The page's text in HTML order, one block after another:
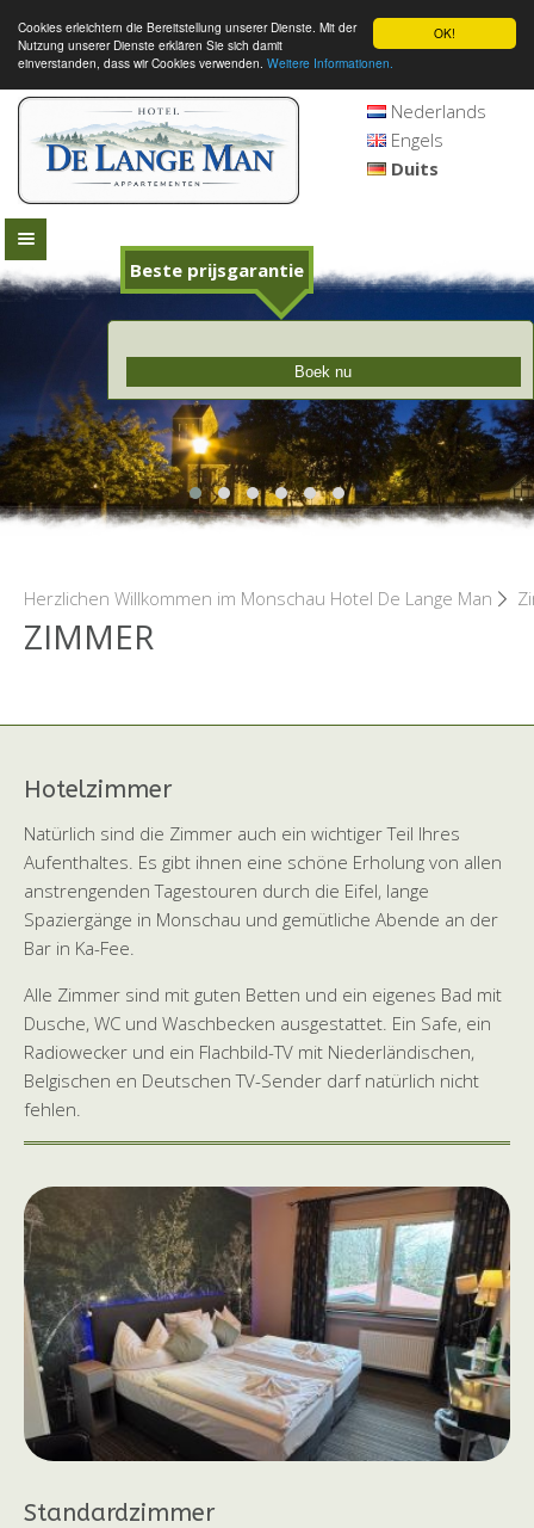
OK!
Cookies erleichtern die Bereitstellung unserer Dienste. Mit der
Nutzung unserer Dienste erklären Sie sich damit
einverstanden, dass wir Cookies verwenden. Weitere Informationen.
Nederlands
Engels
Duits
Boek nu
Beste prijsgarantie
Herzlichen Willkommen im Monschau Hotel De Lange Man
ZIMMER
Hotelzimmer
Natürlich sind die Zimmer auch ein wichtiger Teil Ihres
Aufenthaltes. Es gibt ihnen eine schöne Erholung von allen
anstrengenden Tagestouren durch die Eifel, lange
Spaziergänge in Monschau und gemütliche Abende an der
Bar in Ka-Fee.
Alle Zimmer sind mit guten Betten und ein eigenes Bad mit
Dusche, WC und Waschbecken ausgestattet. Ein Safe, ein
Radiowecker und ein Flachbild-TV mit Niederländischen,
Belgischen en Deutschen TV-Sender darf natürlich nicht
fehlen.
Standardzimmer